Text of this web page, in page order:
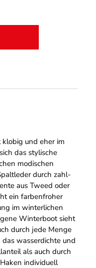
Wert
und eher im
das stylische
modischen
durch zahl­
aus Tweed oder
ein farben­froher
im winter­lichen
Winterboot sieht
durch jede Menge
wasser­dichte und
als auch durch
indi­viduell